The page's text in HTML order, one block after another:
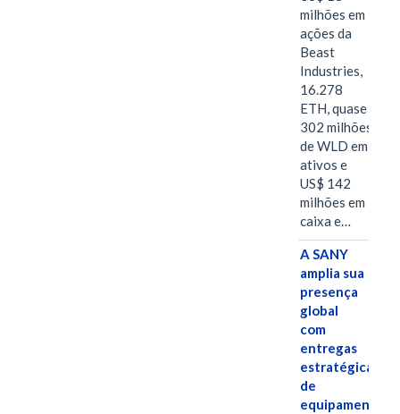
milhões em
ações da
Beast
Industries,
16.278
ETH, quase
302 milhões
de WLD em
ativos e
US$ 142
milhões em
caixa e…
A SANY
amplia sua
presença
global
com
entregas
estratégicas
de
equipamentos